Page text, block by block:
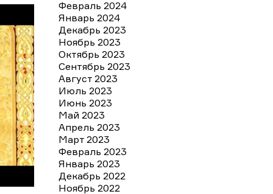
Февраль 2024
Январь 2024
Декабрь 2023
Ноябрь 2023
Октябрь 2023
Сентябрь 2023
Август 2023
Июль 2023
Июнь 2023
Май 2023
Апрель 2023
Март 2023
Февраль 2023
Январь 2023
Декабрь 2022
Ноябрь 2022